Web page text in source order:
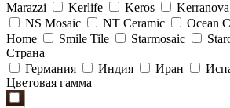
Marazzi
Kerlife Keros Kerranova
NS Mosaic
NT Ceramic Ocean
Home
Smile Tile Starmosaic
Страна
Германия
Индия Иран
Цветовая гамма